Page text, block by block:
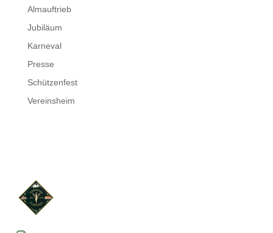
Almauftrieb
Jubiläum
Karneval
Presse
Schützenfest
Vereinsheim